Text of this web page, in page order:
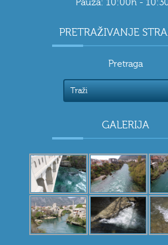
Pauza: 10:00h -
PRETRAŽIVANJE
Pretraga
GALERIJA